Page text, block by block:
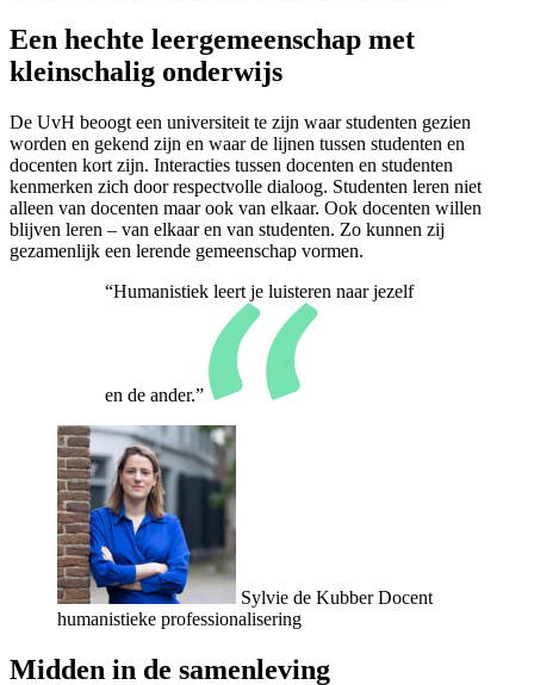
Een hechte leergemeenschap met
kleinschalig onderwijs
De UvH beoogt een universiteit te zijn waar studenten gezien
worden en gekend zijn en waar de lijnen tussen studenten en
docenten kort zijn. Interacties tussen docenten en studenten
kenmerken zich door respectvolle dialoog. Studenten leren niet
alleen van docenten maar ook van elkaar. Ook docenten willen
blijven leren – van elkaar en van studenten. Zo kunnen zij
gezamenlijk een lerende gemeenschap vormen.
“Humanistiek leert je luisteren naar jezelf
en de ander.”
Sylvie de KubberDocent
humanistieke professionalisering
Midden in de samenleving